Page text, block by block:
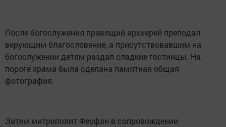
После богослужения правящий архиерей преподал
верующим благословение, а присутствовавшим на
богослужении детям раздал сладкие гостинцы. На
пороге храма была сделана памятная общая
фотография.
Затем митрополит Феофан в сопровождении